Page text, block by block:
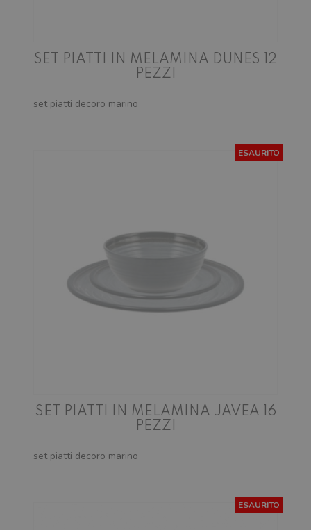
SET PIATTI IN MELAMINA DUNES 12
PEZZI
set piatti decoro marino
SET PIATTI IN MELAMINA JAVEA 16
PEZZI
set piatti decoro marino
ESAURITO
ESAURITO